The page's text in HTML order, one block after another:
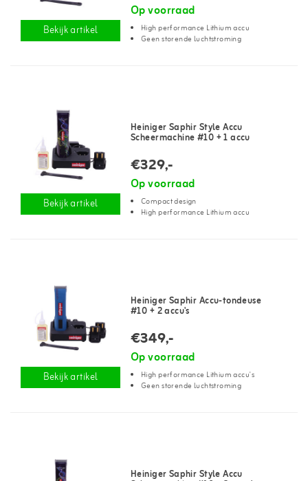
Bekijk artikel
Op voorraad
High performance Lithium accu
Geen storende luchtstroming
Bekijk artikel
Heiniger Saphir Style Accu
Scheermachine #10 + 1 accu
€329,-
Op voorraad
Compact design
High performance Lithium accu
Bekijk artikel
Heiniger Saphir Accu-tondeuse
#10 + 2 accu's
€349,-
Op voorraad
High performance Lithium accu's
Geen storende luchtstroming
Heiniger Saphir Style Accu